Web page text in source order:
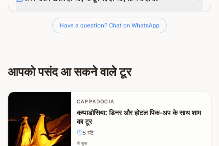
Have a question? Chat on WhatsApp
आपको पसंद आ सकने वाले टूर
CAPPADOCIA
कप्पाडोसिया: डिनर और होटल पिक-अप के साथ शाम
का टूर
5 घंटे
से शुरू